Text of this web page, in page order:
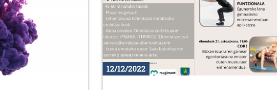
12/12/2022